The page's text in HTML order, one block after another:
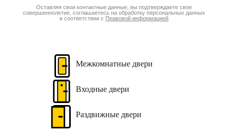
Оставляя свои контактные данные, вы подтверждаете свое
совершеннолетие, соглашаетесь на обработку персональных данных
в соответствии с Правовой информацией
Межкомнатные двери
Входные двери
Раздвижные двери